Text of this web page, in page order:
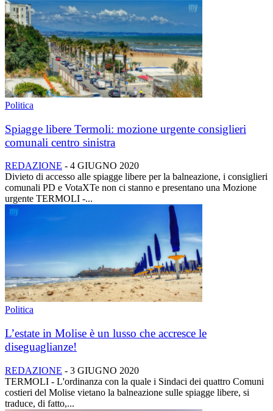
Politica
Spiagge libere Termoli: mozione urgente consiglieri
comunali centro sinistra
REDAZIONE - 4 GIUGNO 2020
Divieto di accesso alle spiagge libere per la balneazione, i consiglieri
comunali PD e VotaXTe non ci stanno e presentano una Mozione
urgente TERMOLI -...
Politica
L’estate in Molise è un lusso che accresce le
diseguaglianze!
REDAZIONE - 3 GIUGNO 2020
TERMOLI - L'ordinanza con la quale i Sindaci dei quattro Comuni
costieri del Molise vietano la balneazione sulle spiagge libere, si
traduce, di fatto,...